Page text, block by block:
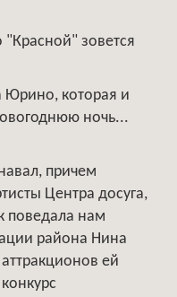
зовется
Юрино, которая и
ночь...
причем
Центра досуга,
поведала нам
района Нина
ей